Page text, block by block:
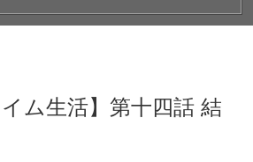
イム生活】第十四話 結